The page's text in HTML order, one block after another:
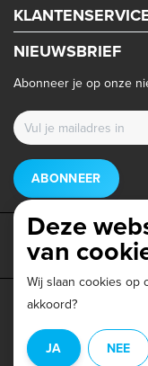
NIEUWSBRIEF
Abonneer je op onze
ABONNEER
Privacy beleid
© Copyright 2026 -
Deze
van
Wij slaan cookies op
akkoord?
JA NEE